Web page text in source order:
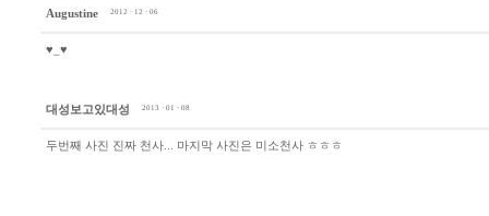
Augustine 2012 · 12 · 06
♥_♥
대성보고있대성 2013 · 01 · 08
두번째 사진 진짜 천사... 마지막 사진은 미소천사 ㅎㅎㅎ